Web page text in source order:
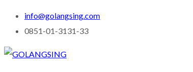
info@golangsing.com
0851-01-3131-33